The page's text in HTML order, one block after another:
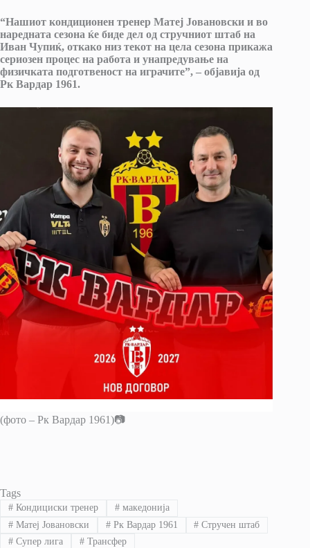
“Нашиот кондиционен тренер Матеј Јовановски и во
наредната сезона ќе биде дел од стручниот штаб на
Иван Чупиќ, откако низ текот на цела сезона прикажа
сериозен процес на работа и унапредување на
физичката подготвеност на играчите”, – објавија од
Рк Вардар 1961.
(фото – Рк Вардар 1961)📷
Tags
#Кондициски тренер #македонија
#Матеј Јовановски #Рк Вардар 1961 # Стручен штаб
#Супер лига #Трансфер